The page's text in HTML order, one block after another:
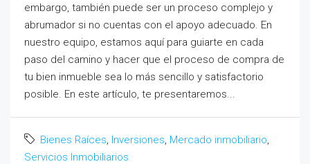
embargo, también puede ser un proceso complejo y
abrumador si no cuentas con el apoyo adecuado. En
nuestro equipo, estamos aquí para guiarte en cada
paso del camino y hacer que el proceso de compra de
tu bien inmueble sea lo más sencillo y satisfactorio
posible. En este artículo, te presentaremos...
Bienes Raíces, Inversiones, Mercado inmobiliario,
Servicios Inmobiliarios